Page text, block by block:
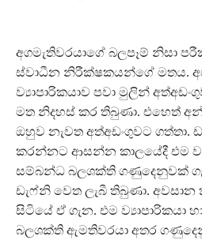
අගමැතිවරයාගේ බලපෑම් නිසා
ස්වාධීන නිරීක්ෂකයන්ගේ මතය.
ව්‍යාපාරිකයාව පවා මුලින්
මත නිදහස් කර තිබුණා. එහෙත්
ඔහුව නැවත අත්අඩංගුවට ගත්තා.
කරන්නට ආසන්න කාලයේදී එම
සම්බන්ධ බලශක්ති ගණුදෙනුවක්
ඩැෆ්නි වෙත ලැබී තිබුණා.
සිටියේ ඒ ගැන. එම ව්‍යාපාරිකයා
බලශක්ති ඇමතිවරයා අතර